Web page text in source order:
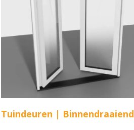
Tuindeuren | Binnendraaiend